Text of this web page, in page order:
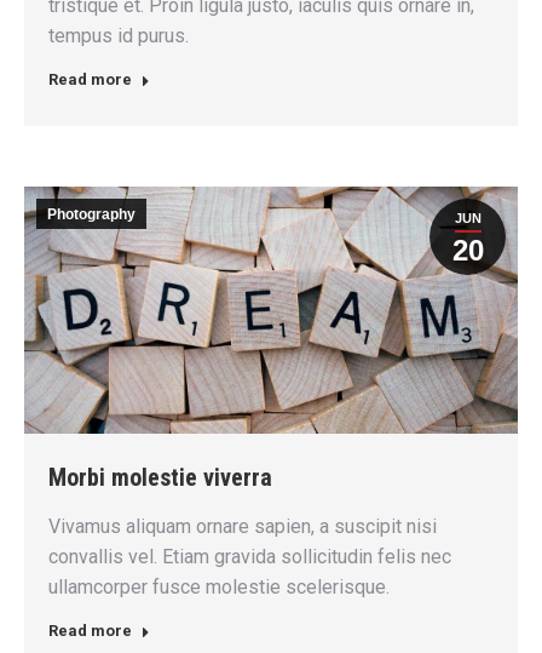
tristique et. Proin ligula justo, iaculis quis ornare in,
tempus id purus.
Read more
JUN
20
Photography
Morbi molestie viverra
Vivamus aliquam ornare sapien, a suscipit nisi
convallis vel. Etiam gravida sollicitudin felis nec
ullamcorper fusce molestie scelerisque.
Read more